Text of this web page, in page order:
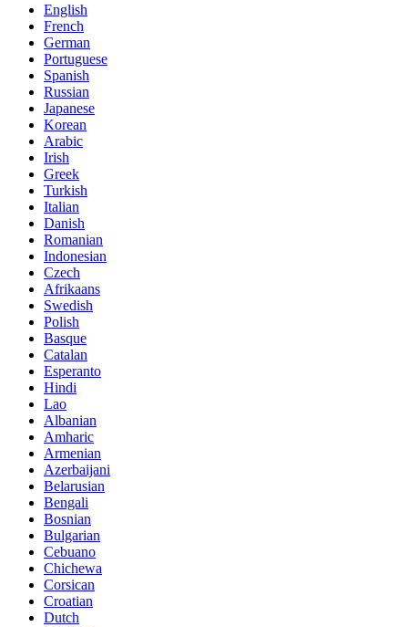
English
French
German
Portuguese
Spanish
Russian
Japanese
Korean
Arabic
Irish
Greek
Turkish
Italian
Danish
Romanian
Indonesian
Czech
Afrikaans
Swedish
Polish
Basque
Catalan
Esperanto
Hindi
Lao
Albanian
Amharic
Armenian
Azerbaijani
Belarusian
Bengali
Bosnian
Bulgarian
Cebuano
Chichewa
Corsican
Croatian
Dutch